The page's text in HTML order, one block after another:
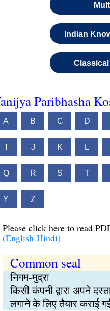
Indian
Paribhasha
A B C D
J K L
Q R S T
Y Z
Please click here to read
(English-Hindi)
Common seal
निगम-मुद्रा
किसी कंपनी द्वारा अपने
लगाने के लिए तैयार कराई